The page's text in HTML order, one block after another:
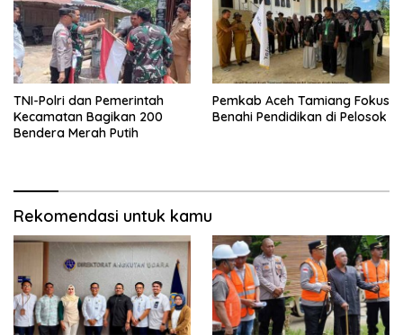
TNI-Polri dan Pemerintah
Kecamatan Bagikan 200
Bendera Merah Putih
Pemkab Aceh Tamiang Fokus
Benahi Pendidikan di Pelosok
Rekomendasi untuk kamu